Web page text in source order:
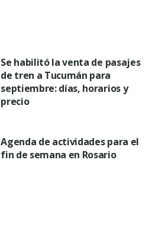
Se habilitó la venta de pasajes
de tren a Tucumán para
septiembre: días, horarios y
precio
Agenda de actividades para el
fin de semana en Rosario